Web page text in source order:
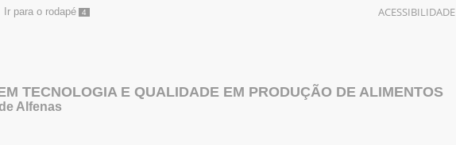
Ir para o rodapé 4 ACESSIBILIDADE
TECNOLOGIA E QUALIDADE EM PRODUÇÃO DE ALIMENTOS
Alfenas